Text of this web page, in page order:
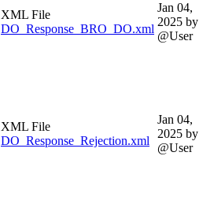
XML File
DO_Response_BRO_DO.xml
Jan 04,
2025 by
@User
XML File
DO_Response_Rejection.xml
Jan 04,
2025 by
@User